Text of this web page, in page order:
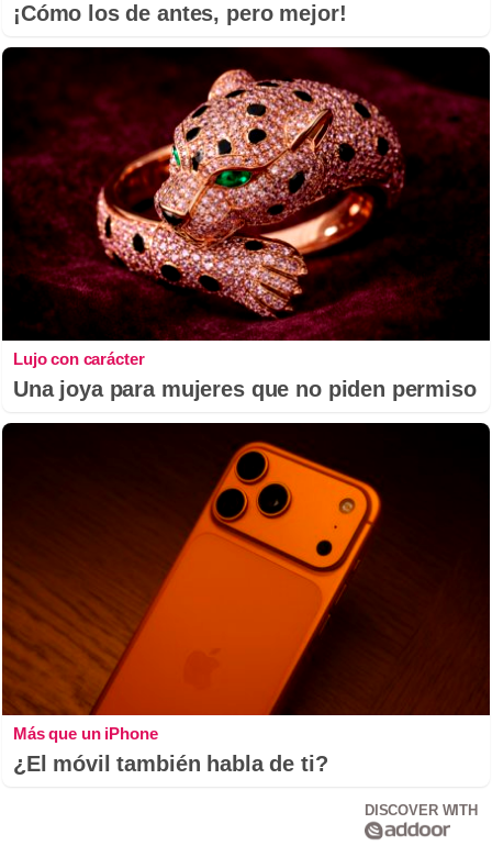
¡Cómo los de antes, pero mejor!
Lujo con carácter
Una joya para mujeres que no piden permiso
Más que un iPhone
¿El móvil también habla de ti?
DISCOVER WITH